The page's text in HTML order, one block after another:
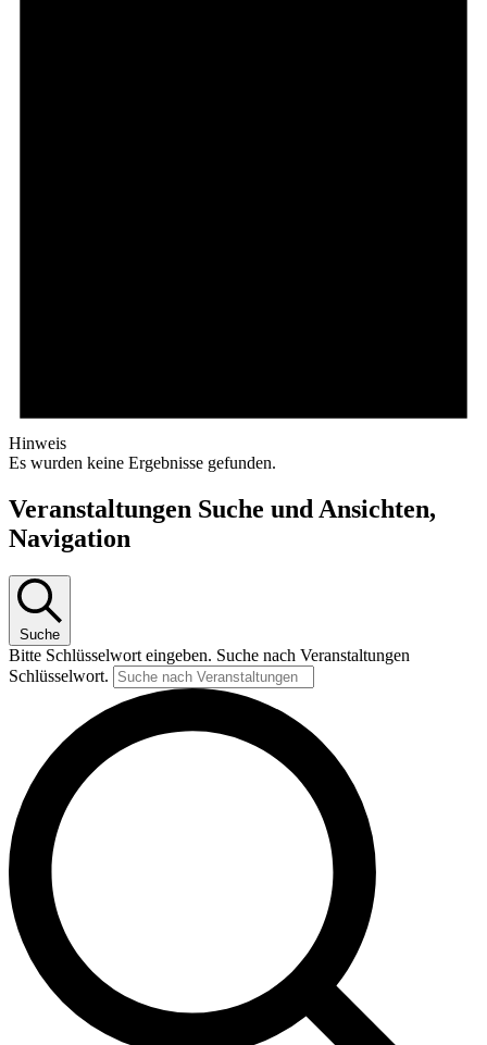
Hinweis
Es wurden keine Ergebnisse gefunden.
Veranstaltungen Suche und Ansichten,
Navigation
Suche
Bitte Schlüsselwort eingeben. Suche nach Veranstaltungen
Schlüsselwort.